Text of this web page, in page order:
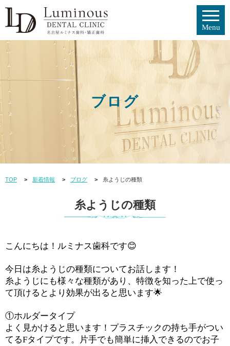
ブログ
TOP 新着情報 ブログ 糸ようじの種類
糸ようじの種類
こんにちは！ルミナス歯科です😊
今日は糸ようじの種類についてお話します！
糸ようじにも様々な種類があり、特徴を知った上で使っ
て頂けるとより効果が出ると思います🌟
①ホルダータイプ
よく見かけると思います！プラスチックの持ち手がつい
てるFタイプです。片手でも簡単に挿入できるのでお子